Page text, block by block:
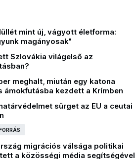
mint új, vágyott életforma:
magányosak"
Szlovákia világelső az
meghalt, miután egy katona
ámokfutásba kezdett a Krímben
sürget az EU a ceutai
migrációs válsága politikai
a közösségi média segítségével